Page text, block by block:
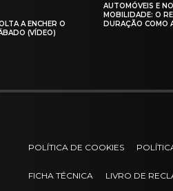
A ENCHER O
(VÍDEO)
AUTOMÓVEIS E
MOBILIDADE: O
DURAÇÃO COMO
POLÍTICA DE COOKIES
FICHA TÉCNICA LIVRO DE